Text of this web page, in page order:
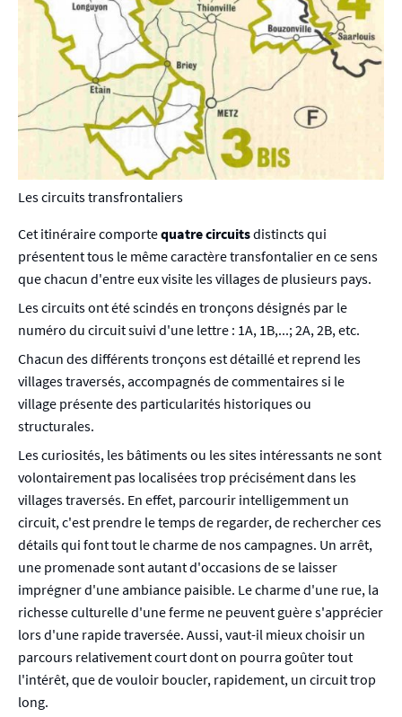
Les circuits transfrontaliers
Cet itinéraire comportequatre circuitsdistincts qui
présentent tous le même caractère transfontalier en ce sens
que chacun d'entre eux visite les villages de plusieurs pays.
Les circuits ont été scindés en tronçons désignés par le
numéro du circuit suivi d'une lettre : 1A, 1B,...; 2A, 2B, etc.
Chacun des différents tronçons est détaillé et reprend les
villages traversés, accompagnés de commentaires si le
village présente des particularités historiques ou
structurales.
Les curiosités, les bâtiments ou les sites intéressants ne sont
volontairement pas localisées trop précisément dans les
villages traversés. En effet, parcourir intelligemment un
circuit, c'est prendre le temps de regarder, de rechercher ces
détails qui font tout le charme de nos campagnes. Un arrêt,
une promenade sont autant d'occasions de se laisser
imprégner d'une ambiance paisible. Le charme d'une rue, la
richesse culturelle d'une ferme ne peuvent guère s'apprécier
lors d'une rapide traversée. Aussi, vaut-il mieux choisir un
parcours relativement court dont on pourra goûter tout
l'intérêt, que de vouloir boucler, rapidement, un circuit trop
long.